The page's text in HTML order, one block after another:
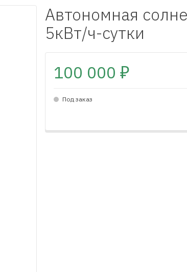
Автономная
5кВт/ч-сутки
100 000 ₽
Под заказ